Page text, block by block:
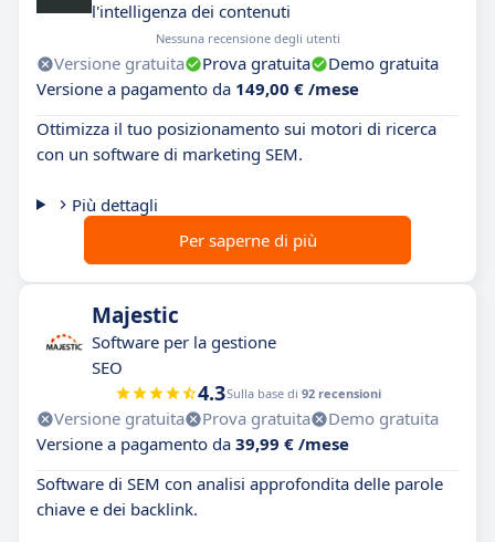
l'intelligenza dei contenuti
Nessuna recensione degli utenti
Versione gratuita Prova gratuita
Demo gratuita
Versione a pagamento da 149,00 € /mese
Ottimizza il tuo posizionamento sui motori di ricerca
con un software di marketing SEM.
Più dettagli
Per saperne di più
Majestic
Software per la gestione
SEO
4.3Sulla base di 92 recensioni
Versione gratuita Prova gratuita
Demo gratuita
Versione a pagamento da 39,99 € /mese
Software di SEM con analisi approfondita delle parole
chiave e dei backlink.